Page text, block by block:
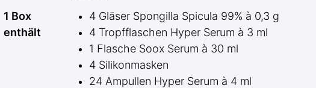
1 Box
enthält
4 Gläser Spongilla Spicula 99% à 0,3 g
4 Tropfflaschen Hyper Serum à 3 ml
1 Flasche Soox Serum à 30 ml
4 Silikonmasken
24 Ampullen Hyper Serum à 4 ml